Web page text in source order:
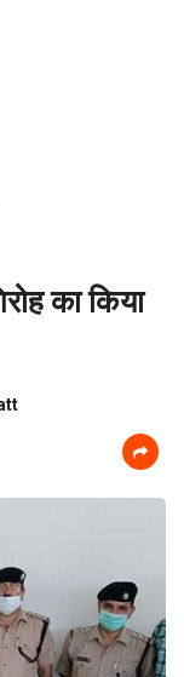
का किया